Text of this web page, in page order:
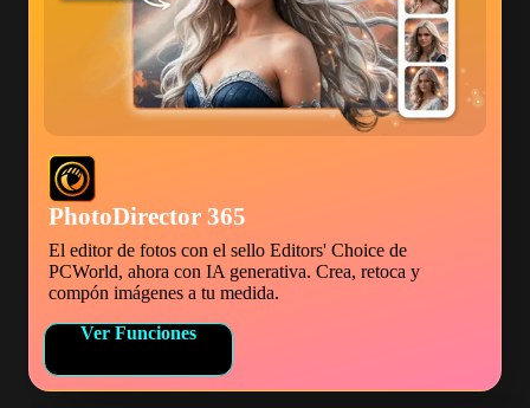
PhotoDirector 365
El editor de fotos con el sello Editors' Choice de
PCWorld, ahora con IA generativa. Crea, retoca y
compón imágenes a tu medida.
Ver Funciones